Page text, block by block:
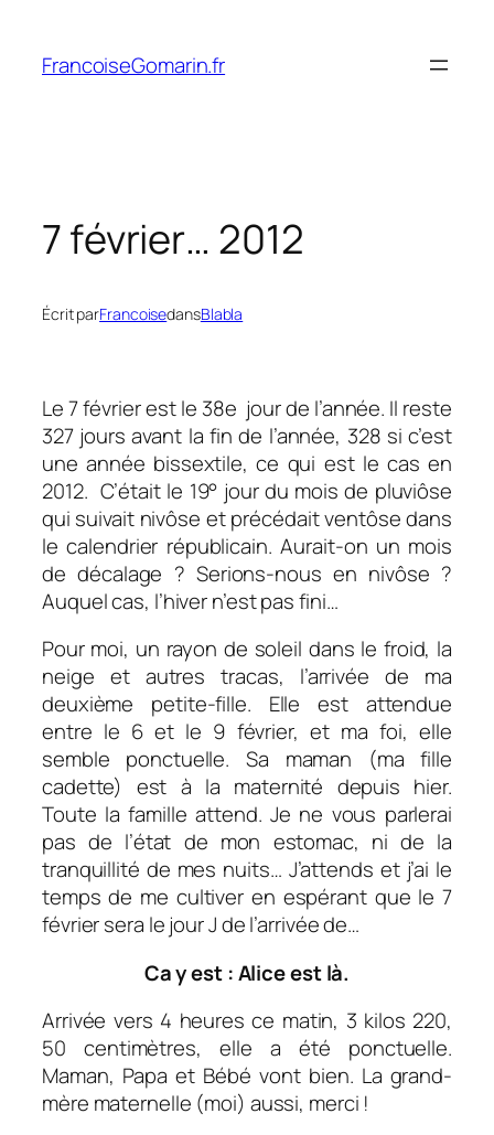
contenu
FrancoiseGomarin.fr
7 février… 2012
Écrit parFrancoisedansBlabla
Le 7 février est le 38e jour de l’année. Il reste
327 jours avant la fin de l’année, 328 si c’est
une année bissextile, ce qui est le cas en
2012. C’était le 19° jour du mois de pluviôse
qui suivait nivôse et précédait ventôse dans
le calendrier républicain. Aurait-on un mois
de décalage ? Serions-nous en nivôse ?
Auquel cas, l’hiver n’est pas fini…
Pour moi, un rayon de soleil dans le froid, la
neige et autres tracas, l’arrivée de ma
deuxième petite-fille. Elle est attendue
entre le 6 et le 9 février, et ma foi, elle
semble ponctuelle. Sa maman (ma fille
cadette) est à la maternité depuis hier.
Toute la famille attend. Je ne vous parlerai
pas de l’état de mon estomac, ni de la
tranquillité de mes nuits… J’attends et j’ai le
temps de me cultiver en espérant que le 7
février sera le jour J de l’arrivée de…
Ca y est : Alice est là.
Arrivée vers 4 heures ce matin, 3 kilos 220,
50 centimètres, elle a été ponctuelle.
Maman, Papa et Bébé vont bien. La grand-
mère maternelle (moi) aussi, merci !